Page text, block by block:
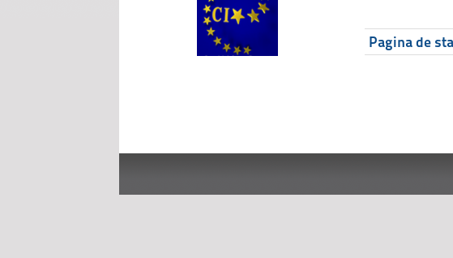
Pagina de